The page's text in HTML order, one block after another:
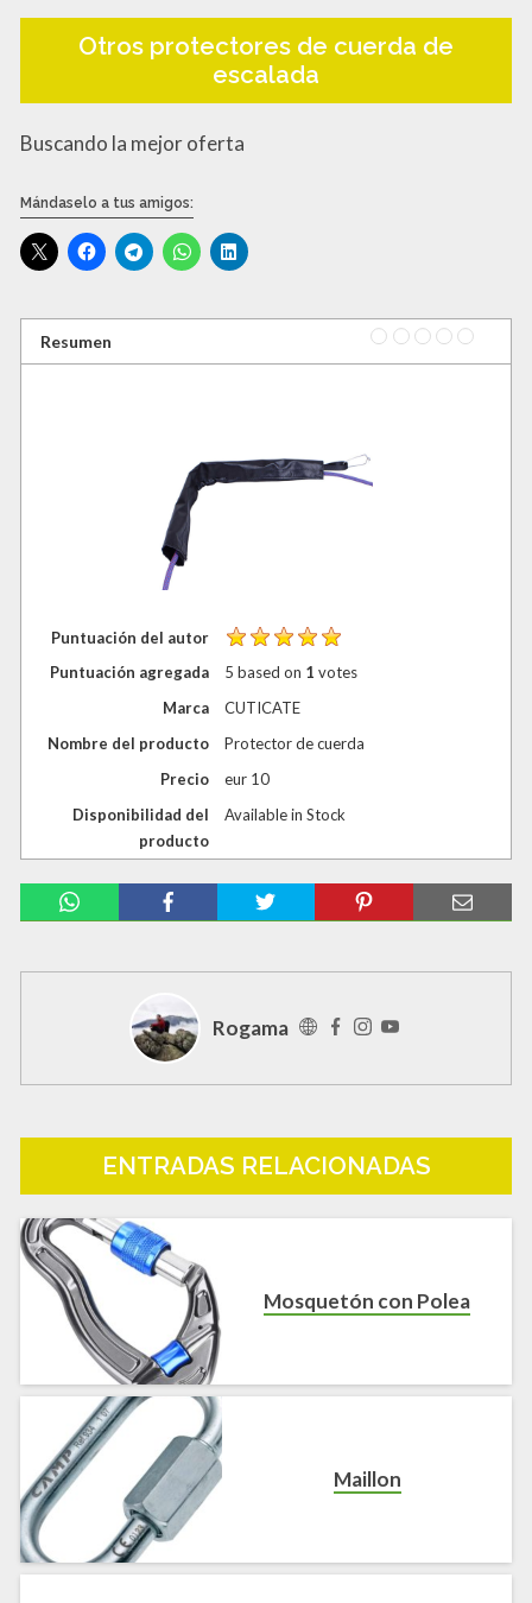
Otros protectores de cuerda de
escalada
Buscando la mejor oferta
Mándaselo a tus amigos:
Resumen Rating
1 star2 stars
3 stars4 stars
Puntuación del autor
Puntuación agregada
5 based on 1 votes
Marca
CUTICATE
Nombre del producto
Protector de cuerda
Precio
eur 10
Disponibilidad del
producto
Available in Stock
Rogama
ENTRADAS RELACIONADAS
Mosquetón con Polea
Maillon